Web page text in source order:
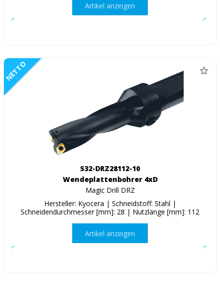
Artikel anzeigen
NETTO
S32-DRZ28112-10
Wendeplattenbohrer 4xD
Magic Drill DRZ
Hersteller: Kyocera | Schneidstoff: Stahl |
Schneidendurchmesser [mm]: 28 | Nutzlänge [mm]: 112
Artikel anzeigen